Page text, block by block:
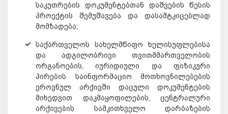
საკუთრების დოკუმენტებთან დაშვების წესის
პროექტის შემუშავება და დასამტკიცებლად
მომზადება;
საქართველოს სახელმწიფო ხელისუფლებისა
და ადგილობრივი თვითმმართველობის
ორგანოების, იურიდიული და ფიზიკური
პირების საინფორმაციო მოთხოვნილებების
ეროვნულ არქივში დაცული დოკუმენტების
მიხედვით დაკმაყოფილების, ცენტრალური
არქივების სამკითხველო დარბაზების